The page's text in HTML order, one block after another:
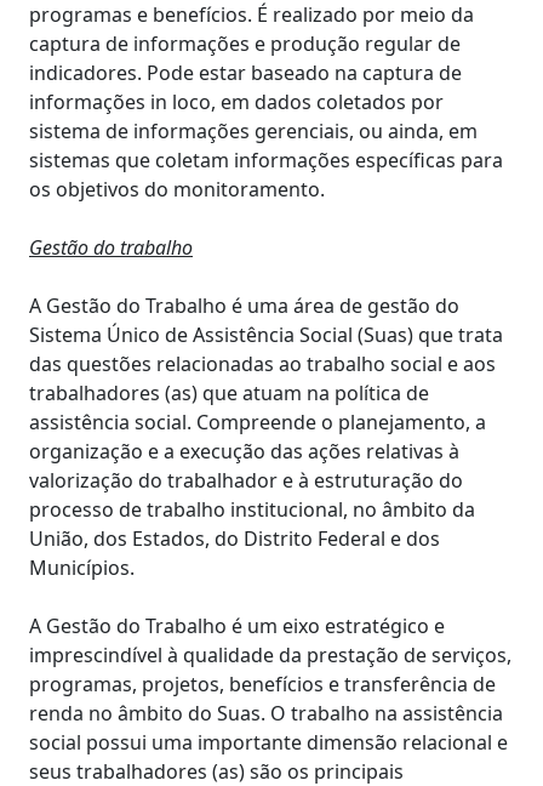
programas e benefícios. É realizado por meio da
captura de informações e produção regular de
indicadores. Pode estar baseado na captura de
informações in loco, em dados coletados por
sistema de informações gerenciais, ou ainda, em
sistemas que coletam informações específicas para
os objetivos do monitoramento.
Gestão do trabalho
A Gestão do Trabalho é uma área de gestão do
Sistema Único de Assistência Social (Suas) que trata
das questões relacionadas ao trabalho social e aos
trabalhadores (as) que atuam na política de
assistência social. Compreende o planejamento, a
organização e a execução das ações relativas à
valorização do trabalhador e à estruturação do
processo de trabalho institucional, no âmbito da
União, dos Estados, do Distrito Federal e dos
Municípios.
A Gestão do Trabalho é um eixo estratégico e
imprescindível à qualidade da prestação de serviços,
programas, projetos, benefícios e transferência de
renda no âmbito do Suas. O trabalho na assistência
social possui uma importante dimensão relacional e
seus trabalhadores (as) são os principais